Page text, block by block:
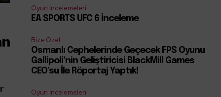
Oyun İncelemeleri
EA SPORTS UFC 6 İnceleme
Bize Özel
Osmanlı Cephelerinde Geçecek FPS Oyunu
Gallipoli’nin Geliştiricisi BlackMill Games
CEO’su İle Röportaj Yaptık!
Oyun İncelemeleri